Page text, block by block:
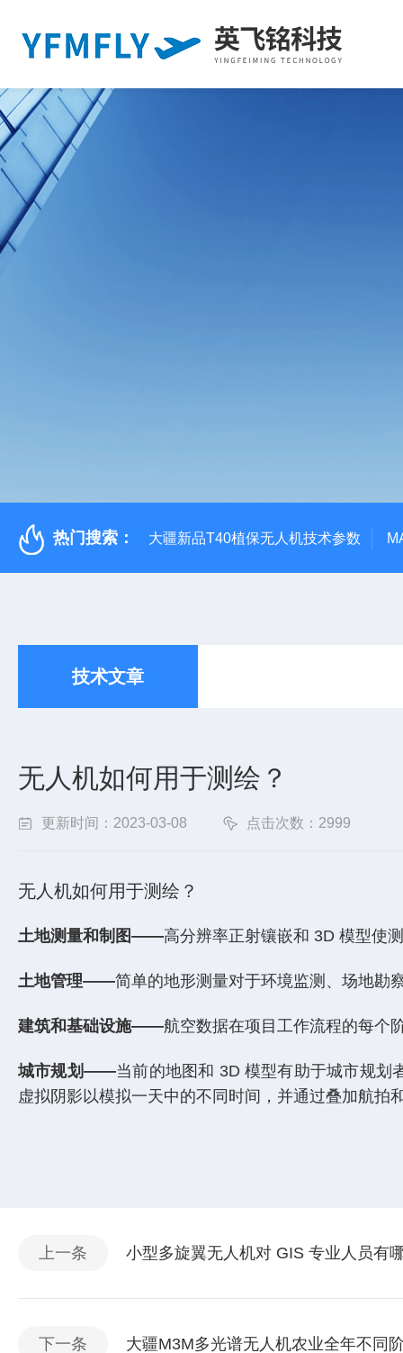
热门搜索： 大疆新品T40植保无人机技术参数
技术文章
无人机如何用于测绘？
更新时间：2023-03-08 点击次数：2999
无人机如何用于测绘？
土地测量和制图——高分辨率正射镶嵌和 3D 模型使
土地管理——简单的地形测量对于环境监测、场地
建筑和基础设施——航空数据在项目工作流程的每个
城市规划——当前的地图和 3D 模型有助于城市规划
虚拟阴影以模拟一天中的不同时间，并通过叠加航拍
上一条 小型多旋翼无人机对 GIS 专业人员有
下一条 大疆M3M多光谱无人机农业全年不同